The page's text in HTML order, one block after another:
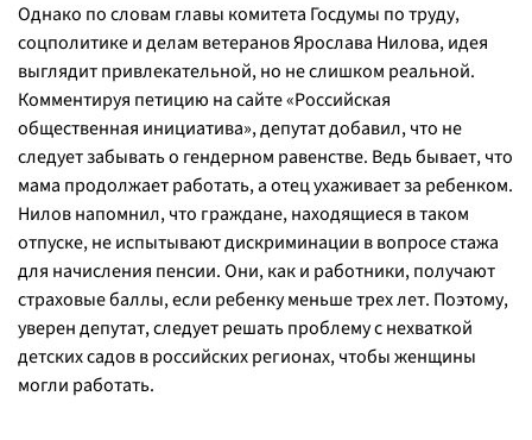
Однако по словам главы комитета Госдумы по труду,
соцполитике и делам ветеранов Ярослава Нилова, идея
выглядит привлекательной, но не слишком реальной.
Комментируя петицию на сайте «Российская
общественная инициатива», депутат добавил, что не
следует забывать о гендерном равенстве. Ведь бывает, что
мама продолжает работать, а отец ухаживает за ребенком.
Нилов напомнил, что граждане, находящиеся в таком
отпуске, не испытывают дискриминации в вопросе стажа
для начисления пенсии. Они, как и работники, получают
страховые баллы, если ребенку меньше трех лет. Поэтому,
уверен депутат, следует решать проблему с нехваткой
детских садов в российских регионах, чтобы женщины
могли работать.